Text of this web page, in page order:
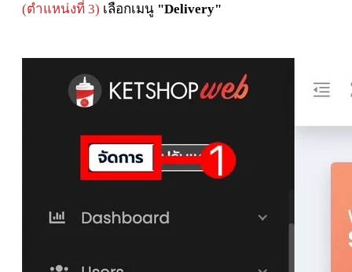
(ตำแหน่งที่ 3) เลือกเมนู "Delivery"